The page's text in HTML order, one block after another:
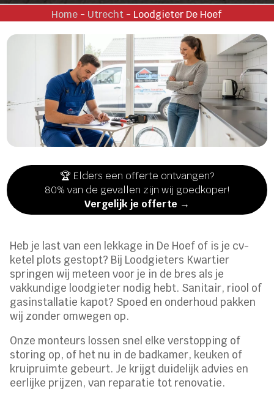
Home - Utrecht - Loodgieter De Hoef
🏆 Elders een offerte ontvangen?
80% van de gevallen zijn wij goedkoper!
Vergelijk je offerte →
Heb je last van een lekkage in De Hoef of is je cv-
ketel plots gestopt? Bij Loodgieters Kwartier
springen wij meteen voor je in de bres als je
vakkundige loodgieter nodig hebt. Sanitair, riool of
gasinstallatie kapot? Spoed en onderhoud pakken
wij zonder omwegen op.
Onze monteurs lossen snel elke verstopping of
storing op, of het nu in de badkamer, keuken of
kruipruimte gebeurt. Je krijgt duidelijk advies en
eerlijke prijzen, van reparatie tot renovatie.